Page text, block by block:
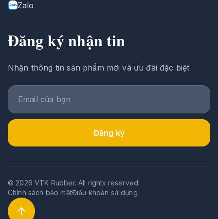
Zalo
Đăng ký nhận tin
Nhận thông tin sản phẩm mới và ưu đãi đặc biệt
Đăng ký
© 2026 VTK Rubber. All rights reserved.
Chính sách bảo mậtĐiều khoản sử dụng